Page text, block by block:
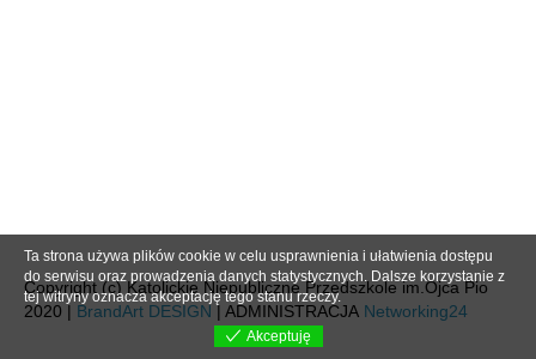
Copyright (c) Katolickie Niepubliczne Przedszkole im.Ojca Pio
2020 | BrandArt DESIGN | ADMINISTRACJA Networking24
Ta strona używa plików cookie w celu usprawnienia i ułatwienia dostępu
do serwisu oraz prowadzenia danych statystycznych. Dalsze korzystanie z
tej witryny oznacza akceptację tego stanu rzeczy.
Akceptuję